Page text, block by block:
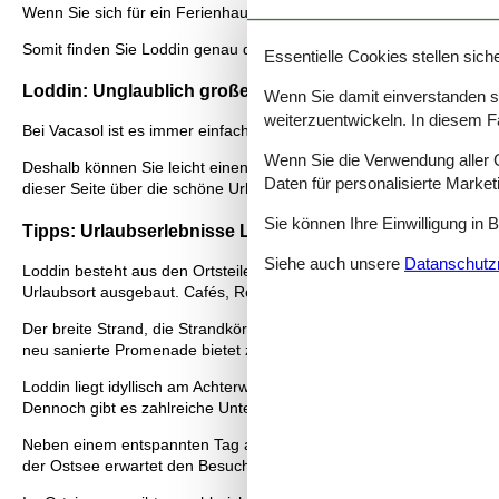
Wenn Sie sich für ein Ferienhaus Loddin als Basis für Ihren
Somit finden Sie Loddin genau das richtige Ferienhaus für Ihre
Loddin: Unglaublich große Auswahl
Bei Vacasol ist es immer einfach und sicher ein Ferienhaus Loddin
Deshalb können Sie leicht einen Überblick über alle Ferienhäuser
dieser Seite über die schöne Urlaubserlebnisse, die Sie Loddin
Tipps: Urlaubserlebnisse Loddin
Loddin besteht aus den Ortsteilen Kölpinsee, Stubbenfeld und
Urlaubsort ausgebaut. Cafés, Restaurants und kleine Läden
Der breite Strand, die Strandkörbe und natürlich die Ostsee
neu sanierte Promenade bietet zahlreiche Spielmöglichkeiten für
Loddin liegt idyllisch am Achterwasser. Hier gibt es einige kleine
Dennoch gibt es zahlreiche Unterkünfte z. B. ein Ferienhaus in
Neben einem entspannten Tag an der Ostsee kann Loddin für
der Ostsee erwartet den Besucher die neue Seebrücke, auf der im
Essentielle Cookies stellen
Wenn Sie damit einverstanden
weiterzuentwickeln. In diesem
Wenn Sie die Verwendung
Daten für personalisierte
Sie können Ihre Einwilligung in
Siehe auch unsere